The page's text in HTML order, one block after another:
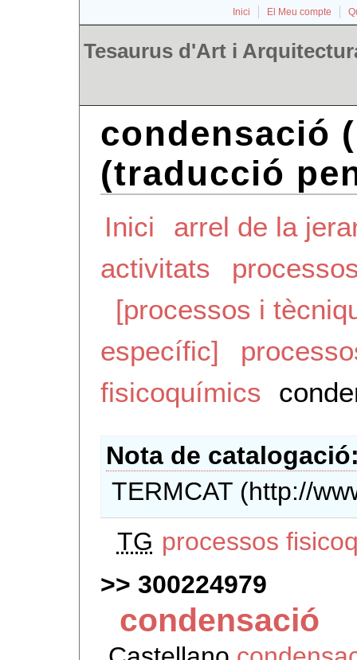
Inici El Meu compte
Tesaurus d'Art i
condensació
(traducció
Inici
arrel de la
activitats
[processos i
específic]
fisicoquímics
Nota de catalogació
TERMCAT (http://
TG processos
300224979
condensació